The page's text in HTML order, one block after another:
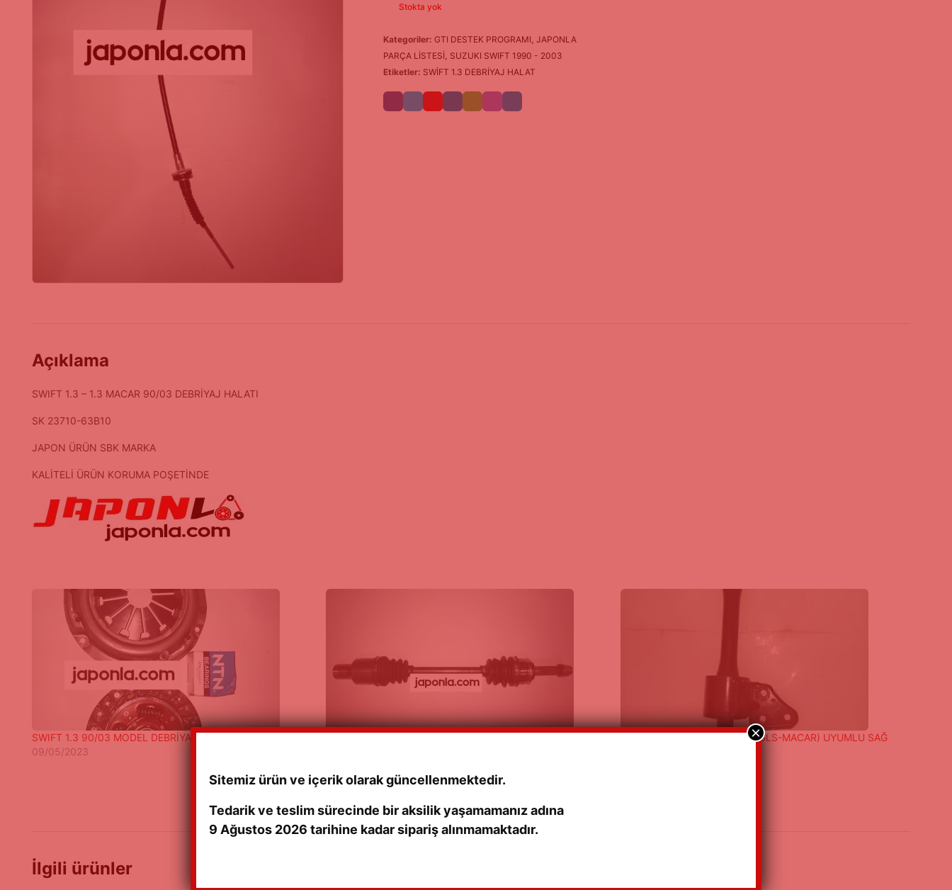
Stokta yok
Kategoriler: GTI DESTEK PROGRAMI, JAPONLA
PARÇA LİSTESİ, SUZUKI SWIFT 1990 - 2003
Etiketler: SWİFT 1.3 DEBRİYAJ HALAT
Açıklama
SWIFT 1.3 – 1.3 MACAR 90/03 DEBRİYAJ HALATI
SK 23710-63B10
JAPON ÜRÜN SBK MARKA
KALİTELİ ÜRÜN KORUMA POŞETİNDE
SWIFT 1.3 90/03 MODEL DEBRİYAJ SETİ JAPON
09/05/2023
SWIFT 1.3 90-03 MODEL(GS-GLS-MACAR) UYUMLU SAĞ
İlgili ürünler
Sitemiz ürün ve içerik olarak güncellenmektedir.
Tedarik ve teslim sürecinde bir aksilik yaşamamanız adına
9 Ağustos 2026 tarihine kadar sipariş alınmamaktadır.
×